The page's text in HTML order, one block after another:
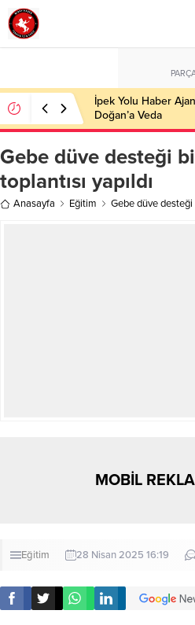
İpek Yolu Haber
Doğan’a Veda
Gebe düve desteği
toplantısı yapıldı
Anasayfa Eğitim Gebe düve desteği
MOBİL
Eğitim 28 Nisan 2025 16:19